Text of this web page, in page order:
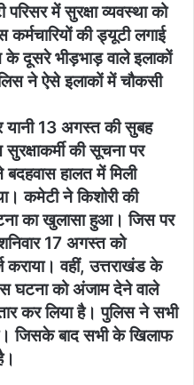
में सुरक्षा व्यवस्था को
की ड्यूटी लगाई
दूसरे भीड़भाड़ वाले इलाकों
ने ऐसे इलाकों में चौकसी
यानी 13 अगस्त की सुबह
की सूचना पर
हालत में मिली
कमेटी ने किशोरी की
का खुलासा हुआ। जिस पर
17 अगस्त को
कराया। वहीं, उत्तराखंड के
घटना को अंजाम देने वाले
कर लिया है। पुलिस ने सभी
जिसके बाद सभी के खिलाफ